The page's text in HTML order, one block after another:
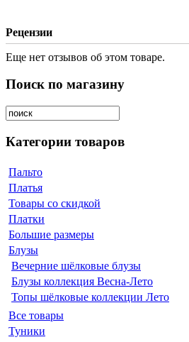
Рецензии
Еще нет отзывов об этом товаре.
Поиск по магазину
Категории товаров
Пальто
Платья
Товары со скидкой
Платки
Большие размеры
Блузы
Вечерние шёлковые блузы
Блузы коллекция Весна-Лето
Топы шёлковые коллекции Лето
Все товары
Туники